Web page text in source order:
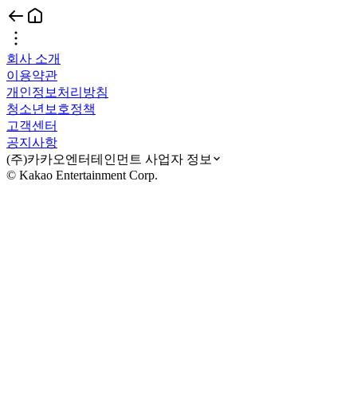
회사 소개
이용약관
개인정보처리방침
청소년보호정책
고객센터
공지사항
(주)카카오엔터테인먼트 사업자 정보
© Kakao Entertainment Corp.